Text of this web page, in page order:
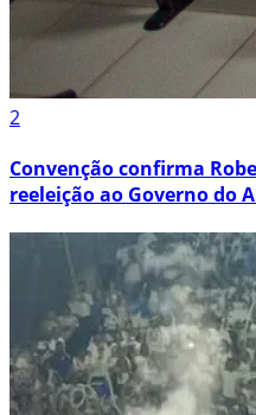
2
Convenção confirma
reeleição ao Governo do